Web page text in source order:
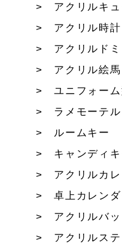
アクリルキ
アクリル時計
アクリルドミ
アクリル絵
ユニフォー
ラメモーテ
ルームキー
キャンディ
アクリルカ
卓上カレンダ
アクリルバ
アクリルス